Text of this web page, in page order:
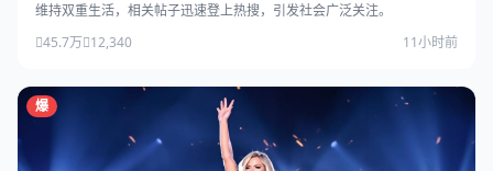
维持双重生活，相关帖子迅速登上热搜，引发社会广泛关注。
45.7万 12,340 11小时前
爆